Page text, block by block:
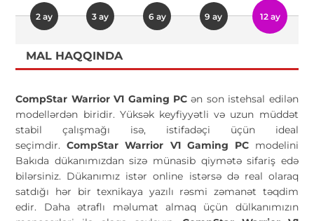
2 ay 3 ay 6 ay 9 ay 12 ay
MAL HAQQINDA
CompStar Warrior V1 Gaming PC ən son istehsal edilən
modellərdən biridir. Yüksək keyfiyyətli və uzun müddət
stabil çalışmağı isə, istifadəçi üçün ideal
seçimdir.CompStar Warrior V1 Gaming PCmodelini
Bakıda dükanımızdan sizə münasib qiymətə sifariş edə
bilərsiniz. Dükanımız istər online istərsə də real olaraq
satdığı hər bir texnikaya yazılı rəsmi zəmanət təqdim
edir. Daha ətraflı məlumat almaq üçün dülkanımızın